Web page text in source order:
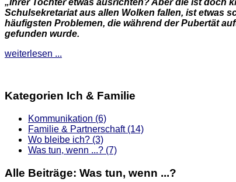
Schulsekretariat aus allen Wolken fallen, ist etwas
häufigsten Problemen, die während der Pubertät
gefunden wurde.
weiterlesen ...
Kategorien Ich & Familie
Kommunikation (6)
Familie & Partnerschaft(14)
Wo bleibe ich? (3)
Was tun, wenn ...? (7)
Alle Beiträge: Was tun, wenn ...?